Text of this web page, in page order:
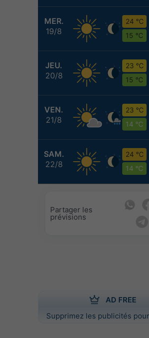
MER.
19/8
24 °C
15 °C
JEU.
20/8
23 °C
15 °C
VEN.
21/8
23 °C
14 °C
SAM.
22/8
24 °C
14 °C
Partager les
prévisions
AD FREE
Supprimez les publicités